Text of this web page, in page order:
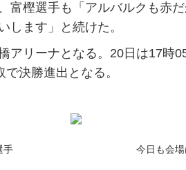
富樫選手も「アルバルクも赤
します」と続けた。
リーナとなる。20日は17時
決勝進出となる。
手 今日も会